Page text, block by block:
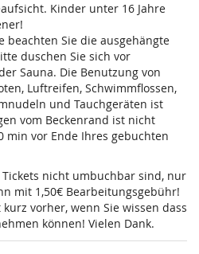
Kinder unter 16 Jahre
beachten Sie die ausgehängte
duschen Sie sich vor
Sauna. Die Benutzung von
Luftreifen, Schwimmflossen,
und Tauchgeräten ist
vom Beckenrand ist nicht
min vor Ende Ihres gebuchten
nicht umbuchbar sind, nur
mit 1,50€ Bearbeitungsgebühr!
vorher, wenn Sie wissen dass
können! Vielen Dank.